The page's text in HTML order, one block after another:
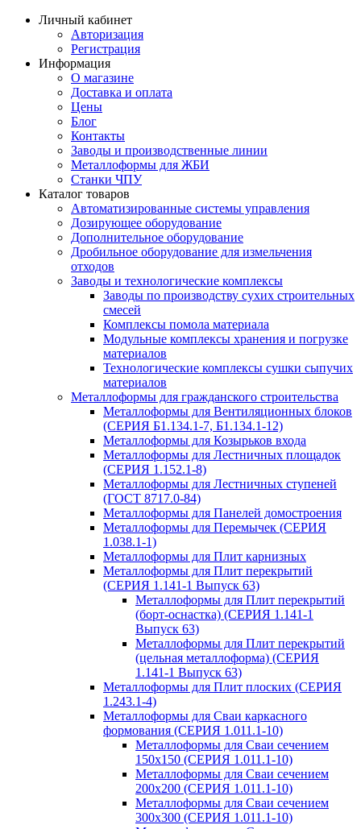
Личный кабинет
Авторизация
Регистрация
Информация
О магазине
Доставка и оплата
Цены
Блог
Контакты
Заводы и производственные линии
Металлоформы для ЖБИ
Станки ЧПУ
Каталог товаров
Автоматизированные системы управления
Дозирующее оборудование
Дополнительное оборудование
Дробильное оборудование для измельчения
отходов
Заводы и технологические комплексы
Заводы по производству сухих строительных
смесей
Комплексы помола материала
Модульные комплексы хранения и погрузке
материалов
Технологические комплексы сушки сыпучих
материалов
Металлоформы для гражданского строительства
Металлоформы для Вентиляционных блоков
(СЕРИЯ Б1.134.1-7, Б1.134.1-12)
Металлоформы для Козырьков входа
Металлоформы для Лестничных площадок
(СЕРИЯ 1.152.1-8)
Металлоформы для Лестничных ступеней
(ГОСТ 8717.0-84)
Металлоформы для Панелей домостроения
Металлоформы для Перемычек (СЕРИЯ
1.038.1-1)
Металлоформы для Плит карнизных
Металлоформы для Плит перекрытий
(СЕРИЯ 1.141-1 Выпуск 63)
Металлоформы для Плит перекрытий
(борт-оснастка) (СЕРИЯ 1.141-1
Выпуск 63)
Металлоформы для Плит перекрытий
(цельная металлоформа) (СЕРИЯ
1.141-1 Выпуск 63)
Металлоформы для Плит плоских (СЕРИЯ
1.243.1-4)
Металлоформы для Сваи каркасного
формования (СЕРИЯ 1.011.1-10)
Металлоформы для Сваи сечением
150х150 (СЕРИЯ 1.011.1-10)
Металлоформы для Сваи сечением
200х200 (СЕРИЯ 1.011.1-10)
Металлоформы для Сваи сечением
300х300 (СЕРИЯ 1.011.1-10)